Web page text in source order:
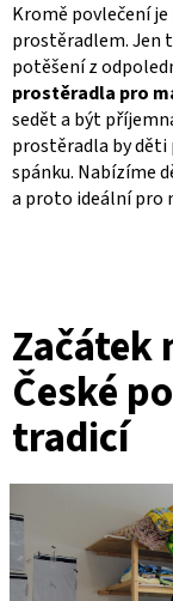
Kromě povlečení
prostěradlem. Jen
potěšení z
prostěradla pro
sedět a být
prostěradla by
spánku. Nabízíme
a proto ideální pro
Začátek
České
tradicí